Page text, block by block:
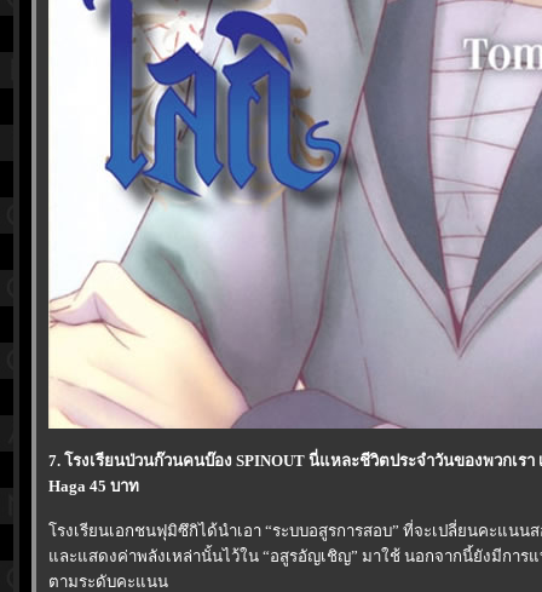
7. โรงเรียนป่วนก๊วนคนบ๊อง SPINOUT นี่แหละชีวิตประจำวันของพวกเรา
Haga 45 บาท
รงเรียนเอกชนฟุมิซึกิได้นำเอา “ระบบอสูรการสอบ” ที่จะเปลี่ยนคะแนน
ละแสดงค่าพลังเหล่านั้นไว้ใน “อสูรอัญเชิญ” มาใช้ นอกจากนี้ยังมีการ
ตามระดับคะแนน